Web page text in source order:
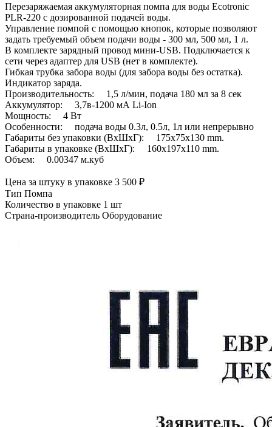
Перезаряжаемая аккумуляторная помпа для воды Ecotronic
PLR-220 с дозированной подачей воды.
Управление помпой с помощью кнопок, которые позволяют
задать требуемый объем подачи воды - 300 мл, 500 мл, 1 л.
В комплекте зарядный провод мини-USB. Подключается к
сети через адаптер для USB (нет в комплекте).
Гибкая трубка забора воды (для забора воды без остатка).
Индикатор заряда.
Производительность: 1,5 л/мин, подача 180 мл за 8 сек
Аккумулятор: 3,7в-1200 мА Li-Ion
Мощность: 4 Вт
Особенности: подача воды 0.3л, 0.5л, 1л или непрерывно
Габариты без упаковки (ВxШxГ): 175x75x130 mm.
Габариты в упаковке (ВxШxГ): 160x197x110 mm.
Объем: 0.00347 м.куб
Цена за штуку в упаковке 3 500 ₽
Тип Помпа
Количество в упаковке 1 шт
Страна-производитель Оборудование